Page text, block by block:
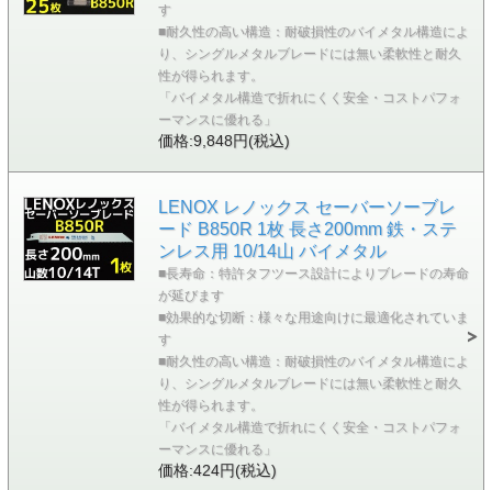
す
■耐久性の高い構造：耐破損性のバイメタル構造によ
り、シングルメタルブレードには無い柔軟性と耐久
性が得られます。
「バイメタル構造で折れにくく安全・コストパフォ
ーマンスに優れる」
価格:9,848円(税込)
LENOX レノックス セーバーソーブレ
ード B850R 1枚 長さ200mm 鉄・ステ
ンレス用 10/14山 バイメタル
■長寿命：特許タフツース設計によりブレードの寿命
が延びます
■効果的な切断：様々な用途向けに最適化されていま
す
■耐久性の高い構造：耐破損性のバイメタル構造によ
り、シングルメタルブレードには無い柔軟性と耐久
性が得られます。
「バイメタル構造で折れにくく安全・コストパフォ
ーマンスに優れる」
価格:424円(税込)